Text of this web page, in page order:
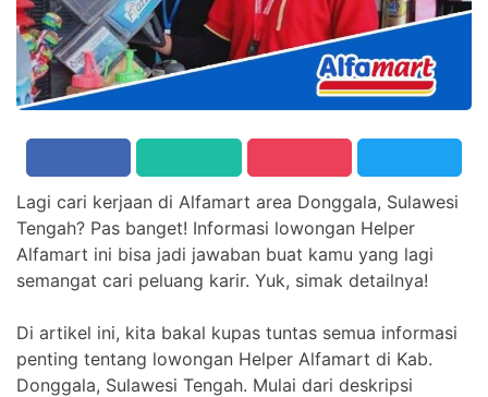
Lagi cari kerjaan di Alfamart area Donggala, Sulawesi
Tengah? Pas banget! Informasi lowongan Helper
Alfamart ini bisa jadi jawaban buat kamu yang lagi
semangat cari peluang karir. Yuk, simak detailnya!
Di artikel ini, kita bakal kupas tuntas semua informasi
penting tentang lowongan Helper Alfamart di Kab.
Donggala, Sulawesi Tengah. Mulai dari deskripsi